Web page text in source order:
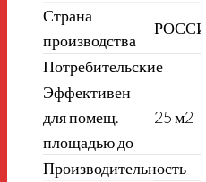
Страна
производства
Потребительские
Эффективен
для помещ.
площадью до
25 м2
Производительность